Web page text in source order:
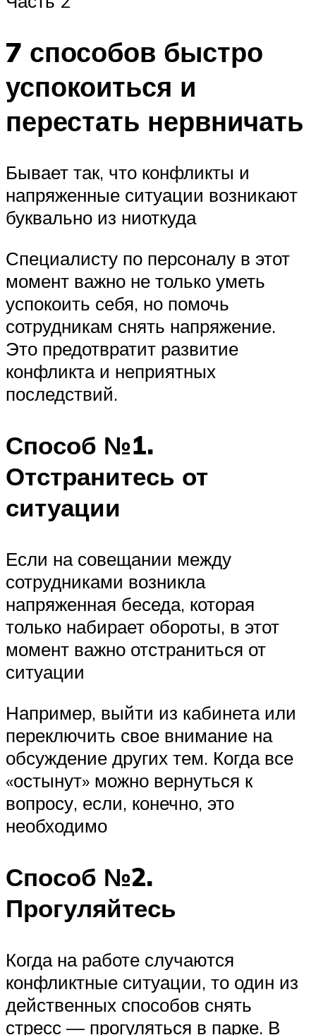
7 способов быстро
успокоиться и
перестать нервничать
Бывает так, что конфликты и
напряженные ситуации возникают
буквально из ниоткуда
Специалисту по персоналу в этот
момент важно не только уметь
успокоить себя, но помочь
сотрудникам снять напряжение.
Это предотвратит развитие
конфликта и неприятных
последствий.
Способ №1.
Отстранитесь от
ситуации
Если на совещании между
сотрудниками возникла
напряженная беседа, которая
только набирает обороты, в этот
момент важно отстраниться от
ситуации
Например, выйти из кабинета или
переключить свое внимание на
обсуждение других тем. Когда все
«остынут» можно вернуться к
вопросу, если, конечно, это
необходимо
Способ №2.
Прогуляйтесь
Когда на работе случаются
конфликтные ситуации, то один из
действенных способов снять
стресс — прогуляться в парке. В